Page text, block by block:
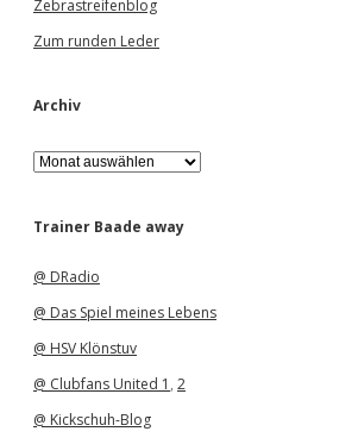
Zebrastreifenblog
Zum runden Leder
Archiv
A
r
h
Trainer Baade away
@ DRadio
@ Das Spiel meines Lebens
@ HSV Klönstuv
@ Clubfans United 1 , 2
@ Kickschuh-Blog